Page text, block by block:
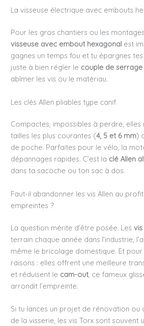
La visseuse électrique avec embouts
Pour les gros chantiers ou les
visseuse avec embout hexagonal est
gagnes un temps fou et tu épargnes
juste à bien régler le couple de serrage
abîmer les vis ou le matériau.
Les clés Allen pliables type canif
Compactes, impossibles à perdre,
tailles les plus courantes (4, 5 et 6 mm)
de poche. Parfaites pour le vélo, la
dépannages rapides. C’est la clé Allen
dans ta sacoche ou ton sac à dos.
Faut-il abandonner les vis Allen au profit
empreintes ?
La question mérite d’être posée. Les
terrain chaque année dans l’industrie,
même le bricolage domestique. Et
raisons : elles offrent une meilleure
et réduisent le cam-out , ce fameux
arrondit l’empreinte.
Si tu lances un projet de rénovation ou
de la visserie, les vis Torx sont souvent